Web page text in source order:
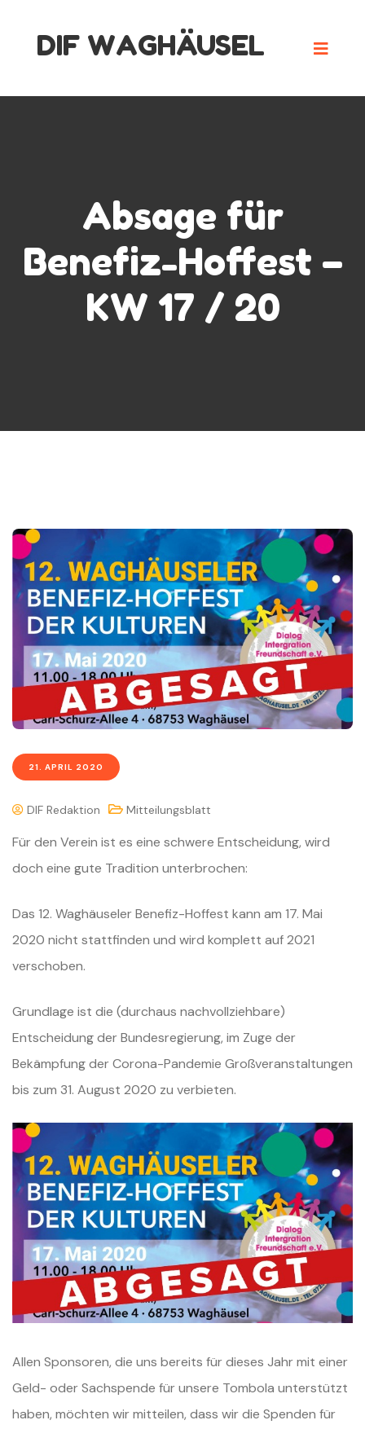
DIF WAGHÄUSEL
Absage für
Benefiz-Hoffest –
KW 17 / 20
21. APRIL 2020
DIF Redaktion Mitteilungsblatt
Für den Verein ist es eine schwere Entscheidung, wird
doch eine gute Tradition unterbrochen:
Das 12. Waghäuseler Benefiz-Hoffest kann am 17. Mai
2020 nicht stattfinden und wird komplett auf 2021
verschoben.
Grundlage ist die (durchaus nachvollziehbare)
Entscheidung der Bundesregierung, im Zuge der
Bekämpfung der Corona-Pandemie Großveranstaltungen
bis zum 31. August 2020 zu verbieten.
Allen Sponsoren, die uns bereits für dieses Jahr mit einer
Geld- oder Sachspende für unsere Tombola unterstützt
haben, möchten wir mitteilen, dass wir die Spenden für